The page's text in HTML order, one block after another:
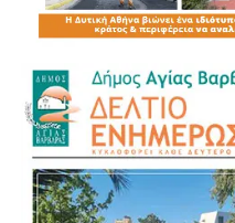
Με την ολοκλήρωση των
την οποία γονείς και
πλούσιο πρόγραμμα με
θεατρικού παιχνιδιού,
δραστηριοτήτων και
παρευρισκόμενοι